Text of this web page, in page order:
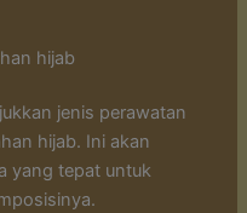
hijab
jenis perawatan
hijab. Ini akan
yang tepat untuk